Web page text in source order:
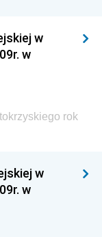
Dziedzictwa
Funduszy i
Pracy i
Polityki
w
w
rok
w
w